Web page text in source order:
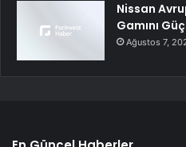
Nissan
Gamını
Ağustos 7,